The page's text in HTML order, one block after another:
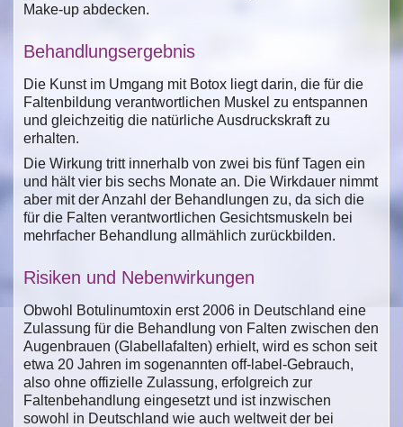
Make-up abdecken.
Behandlungsergebnis
Die Kunst im Umgang mit Botox liegt darin, die für die
Faltenbildung verantwortlichen Muskel zu entspannen
und gleichzeitig die natürliche Ausdruckskraft zu
erhalten.
Die Wirkung tritt innerhalb von zwei bis fünf Tagen ein
und hält vier bis sechs Monate an. Die Wirkdauer nimmt
aber mit der Anzahl der Behandlungen zu, da sich die
für die Falten verantwortlichen Gesichtsmuskeln bei
mehrfacher Behandlung allmählich zurückbilden.
Risiken und Nebenwirkungen
Obwohl Botulinumtoxin erst 2006 in Deutschland eine
Zulassung für die Behandlung von Falten zwischen den
Augenbrauen (Glabellafalten) erhielt, wird es schon seit
etwa 20 Jahren im sogenannten off-label-Gebrauch,
also ohne offizielle Zulassung, erfolgreich zur
Faltenbehandlung eingesetzt und ist inzwischen
sowohl in Deutschland wie auch weltweit der bei